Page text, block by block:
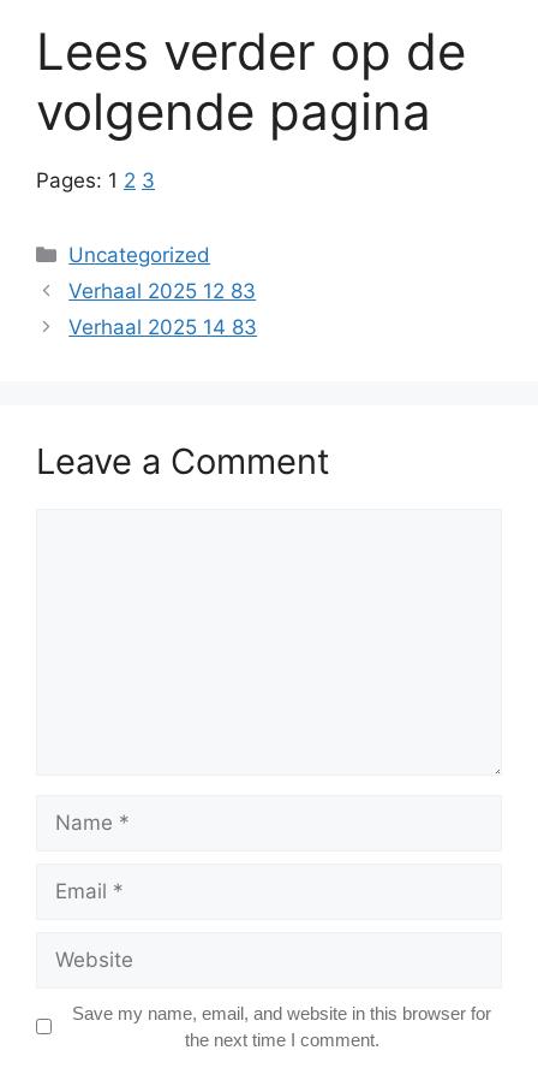
Lees verder op de
volgende pagina
Pages: 1 2 3
Categories
Uncategorized
Verhaal 2025 12 83
Verhaal 2025 14 83
Leave a Comment
Save my name, email, and website in this browser for
the next time I comment.